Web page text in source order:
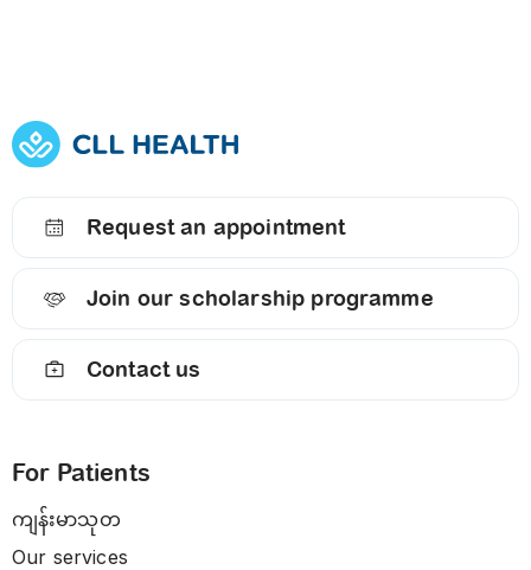
Request an appointment
Join our scholarship programme
Contact us
For Patients
ကျန်းမာသုတ
Our services